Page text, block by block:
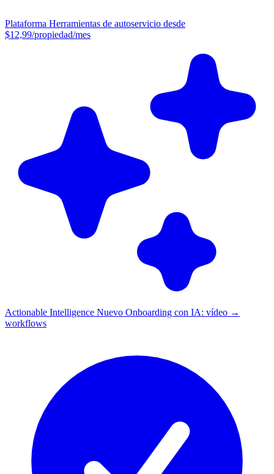
Plataforma Herramientas de autoservicio desde
$12,99/propiedad/mes
Actionable Intelligence Nuevo Onboarding con IA: vídeo →
workflows